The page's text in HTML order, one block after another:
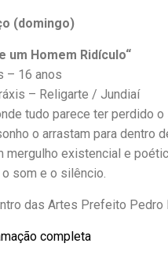
(domingo)
um Homem Ridículo“
– 16 anos
– Religarte / Jundiaí
tudo parece ter perdido
o arrastam para dentro
mergulho existencial e
som e o silêncio.
das Artes Prefeito Pedro
completa